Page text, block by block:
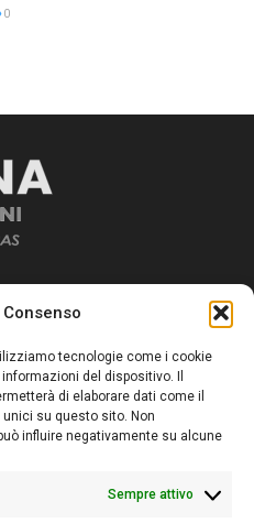
tecnologie come i cookie
del dispositivo. Il
di elaborare dati come il
su questo sito. Non
influire negativamente su alcune
Sempre attivo
0
per informare “liberamente” i
con un occhio rivolto al
nostro futuro